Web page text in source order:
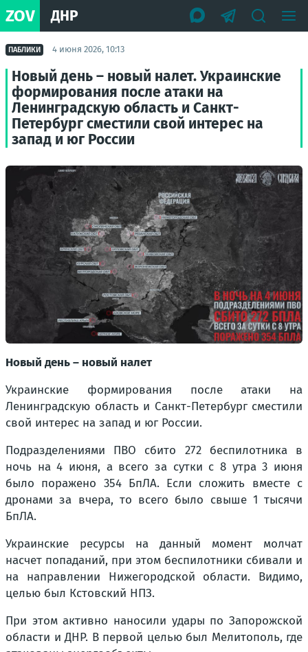
ZOV ДНР
ПАБЛИКИ 4 июня 2026, 10:13
Новый день – новый налет. Украинские
формирования после атаки на
Ленинградскую область и Санкт-
Петербург сместили свой интерес на
запад и юг России
Новый день – новый налет
Украинские формирования после атаки на
Ленинградскую область и Санкт-Петербург сместили
свой интерес на запад и юг России.
Подразделениями ПВО сбито 272 беспилотника в
ночь на 4 июня, а всего за сутки с 8 утра 3 июня
было поражено 354 БпЛА. Если сложить вместе с
дронами за вчера, то всего было свыше 1 тысячи
БпЛА.
Украинские ресурсы на данный момент молчат
насчет попаданий, при этом беспилотники сбивали и
на направлении Нижегородской области. Видимо,
целью был Кстовский НПЗ.
При этом активно наносили удары по Запорожской
области и ДНР. В первой целью был Мелитополь, где